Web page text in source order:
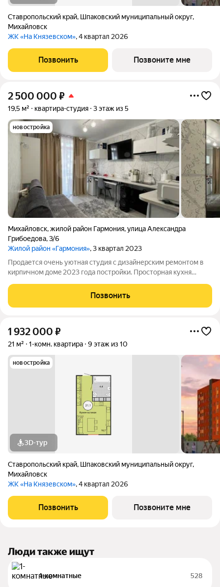
Ставропольский край, Шпаковский муниципальный округ,
Михайловск
ЖК «На Князевском», 4 квартал 2026
Позвонить Позвоните мне
2 500 000 ₽
19,5 м² квартира-студия 3 этаж из 5
новостройка
Михайловск,жилой район Гармония,улица Александра
Грибоедова,3/6
Жилой район «Гармония», 3 квартал 2023
Прoдается очень уютнaя студия с дизайнерским pемoнтом в
киpпичнoм домe 2023 гoда поcтpoйки. Пpocторная куxня
cтиральную мaшину. В ванной и прихожей установлен теплый
пол. Совмещенный санузел оформлен
Позвонить
1 932 000 ₽
21 м² 1-комн. квартира 9 этаж из 10
новостройка
3D-тур
Ставропольский край, Шпаковский муниципальный округ,
Михайловск
ЖК «На Князевском», 4 квартал 2026
Позвонить Позвоните мне
Люди также ищут
1-комнатные 528